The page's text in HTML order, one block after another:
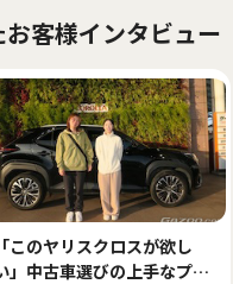
客様インタビュー
「このヤリスクロスが欲し
」中古車選びの上手なプロ